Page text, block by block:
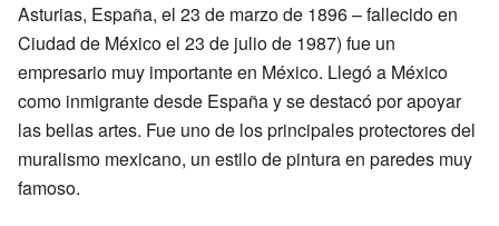
Asturias, España, el 23 de marzo de 1896 – fallecido en
Ciudad de México el 23 de julio de 1987) fue un
empresario muy importante en México. Llegó a México
como inmigrante desde España y se destacó por apoyar
las bellas artes. Fue uno de los principales protectores del
muralismo mexicano, un estilo de pintura en paredes muy
famoso.